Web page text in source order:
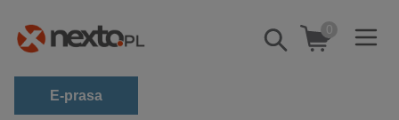
Pokaż/schowaj
wyszukiwarkę
0
E-prasa